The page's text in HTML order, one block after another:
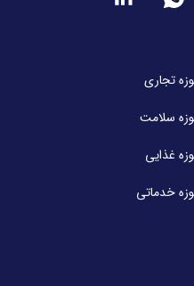
تجاری
سلامت
غذایی
خدماتی